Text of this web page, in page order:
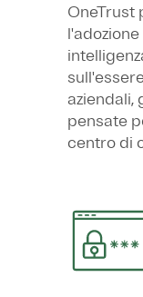
OneTrust
aziendali,
pensate
centro di